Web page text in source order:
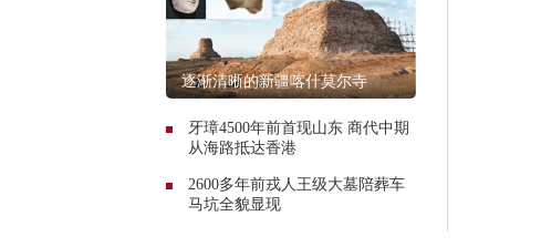
逐渐清晰的新疆喀什莫尔寺
牙璋4500年前首现山东 商代中期
从海路抵达香港
2600多年前戎人王级大墓陪葬车
马坑全貌显现